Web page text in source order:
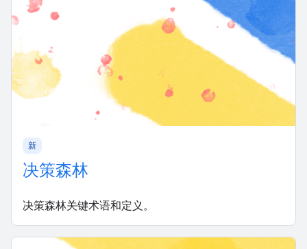
新
决策森林
决策森林关键术语和定义。